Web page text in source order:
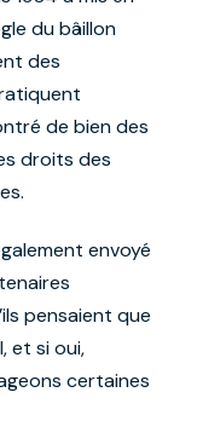
du bâillon
des
de bien des
droits des
envoyé
pensaient que
et si oui,
certaines